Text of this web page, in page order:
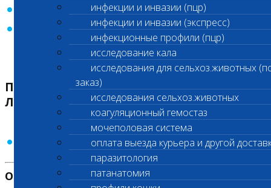
инфекции и инвазии (пцр)
инфекции и инвазии (экспресс)
инфекционные профили (пцр)
исследование кала
исследования для сельхоз.животных
заказ)
исследования сельхоз.животных
коагуляционный гемостаз
мочеполовая система
оплата выезда курьера и другой
паразитология
патанатомия
Необходимо скачать и заполнить поссылке
Заполнить электронную форму изменения
данных по ссылкессылке
Пожелания и благодарности для
Лаборатории:
можно оставить поссылке
Отзывы, претензии, просьбы по